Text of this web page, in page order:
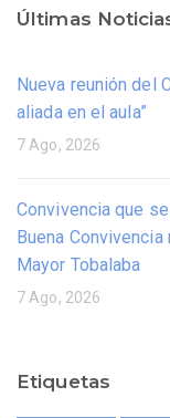
Últimas
Nueva reunión del
aliada en el aula”
7 Ago, 2026
Convivencia que
Buena
Mayor Tobalaba
7 Ago, 2026
Etiquetas